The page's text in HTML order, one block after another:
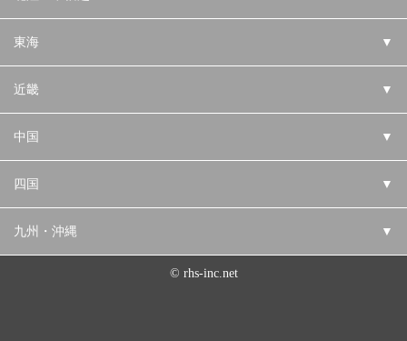
東海 ▼
近畿 ▼
中国 ▼
四国 ▼
九州・沖縄 ▼
© rhs-inc.net